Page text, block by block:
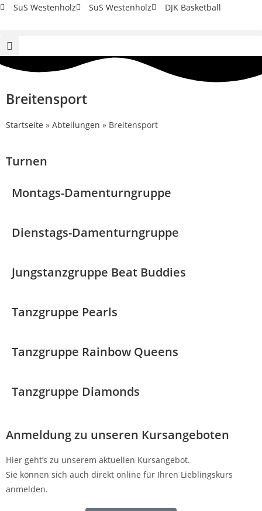
SuS Westenholz SuS Westenholz DJK Basketball
Breitensport
Startseite » Abteilungen » Breitensport
Turnen
Montags-Damenturngruppe
Dienstags-Damenturngruppe
Jungstanzgruppe Beat Buddies
Tanzgruppe Pearls
Tanzgruppe Rainbow Queens
Tanzgruppe Diamonds
Anmeldung zu unseren Kursangeboten
Hier geht’s zu unserem aktuellen Kursangebot.
Sie können sich auch direkt online für Ihren Lieblingskurs
anmelden.